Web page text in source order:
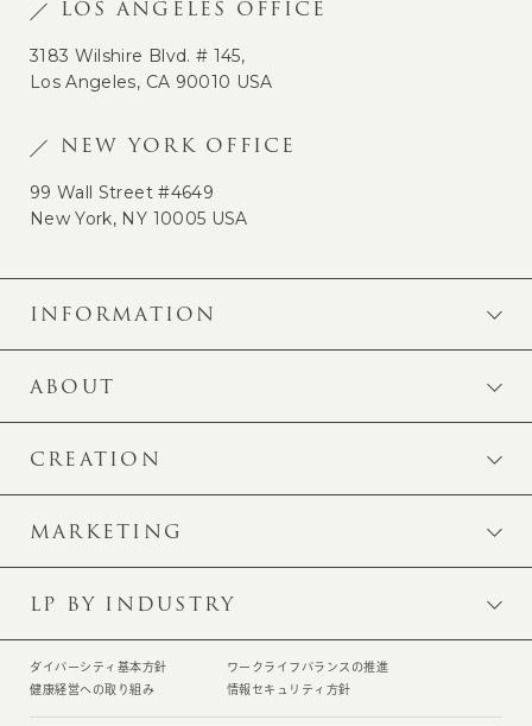
LOS ANGELES OFFICE
3183 Wilshire Blvd. # 145,
Los Angeles, CA 90010 USA
NEW YORK OFFICE
99 Wall Street #4649
New York, NY 10005 USA
INFORMATION
ABOUT
CREATION
MARKETING
LP BY INDUSTRY
ダイバーシティ基本方針
ワークライフバランスの推進
健康経営への取り組み
情報セキュリティ方針